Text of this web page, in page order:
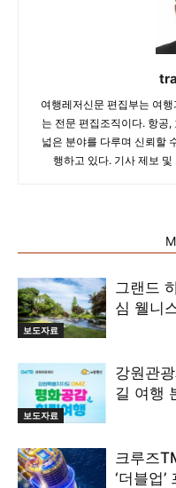
여행레저신문 편집부는 여
는 전문 편집조직이다. 항공
넓은 분야를 다루며 신뢰할
행하고 있다. 기사 제보 및
보도자료
그랜드
심 웰니
보도자료
강원관
길 여행
크루즈
‘더블업